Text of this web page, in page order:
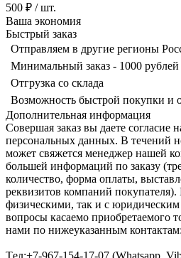
500 ₽ / шт.
Ваша экономия
Быстрый заказ
Отправляем в другие регионы
Минимальный заказ - 1000 рублей
Отгрузка со склада
Возможность быстрой покупки и
Дополнительная информация
Совершая заказ вы даете согласие
персональных данных. В течений
может свяжется менеджер нашей
большей информаций по заказу
количество, форма оплаты,
реквизитов компаний
физическими, так и с
вопросы касаемо приобретаемого
нами по нижеуказанным контактам:
Tел:+7-967-154-17-07 (Whatsapp,